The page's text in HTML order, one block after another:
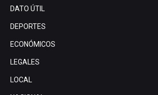
DATO ÚTIL
DEPORTES
ECONÓMICOS
LEGALES
LOCAL